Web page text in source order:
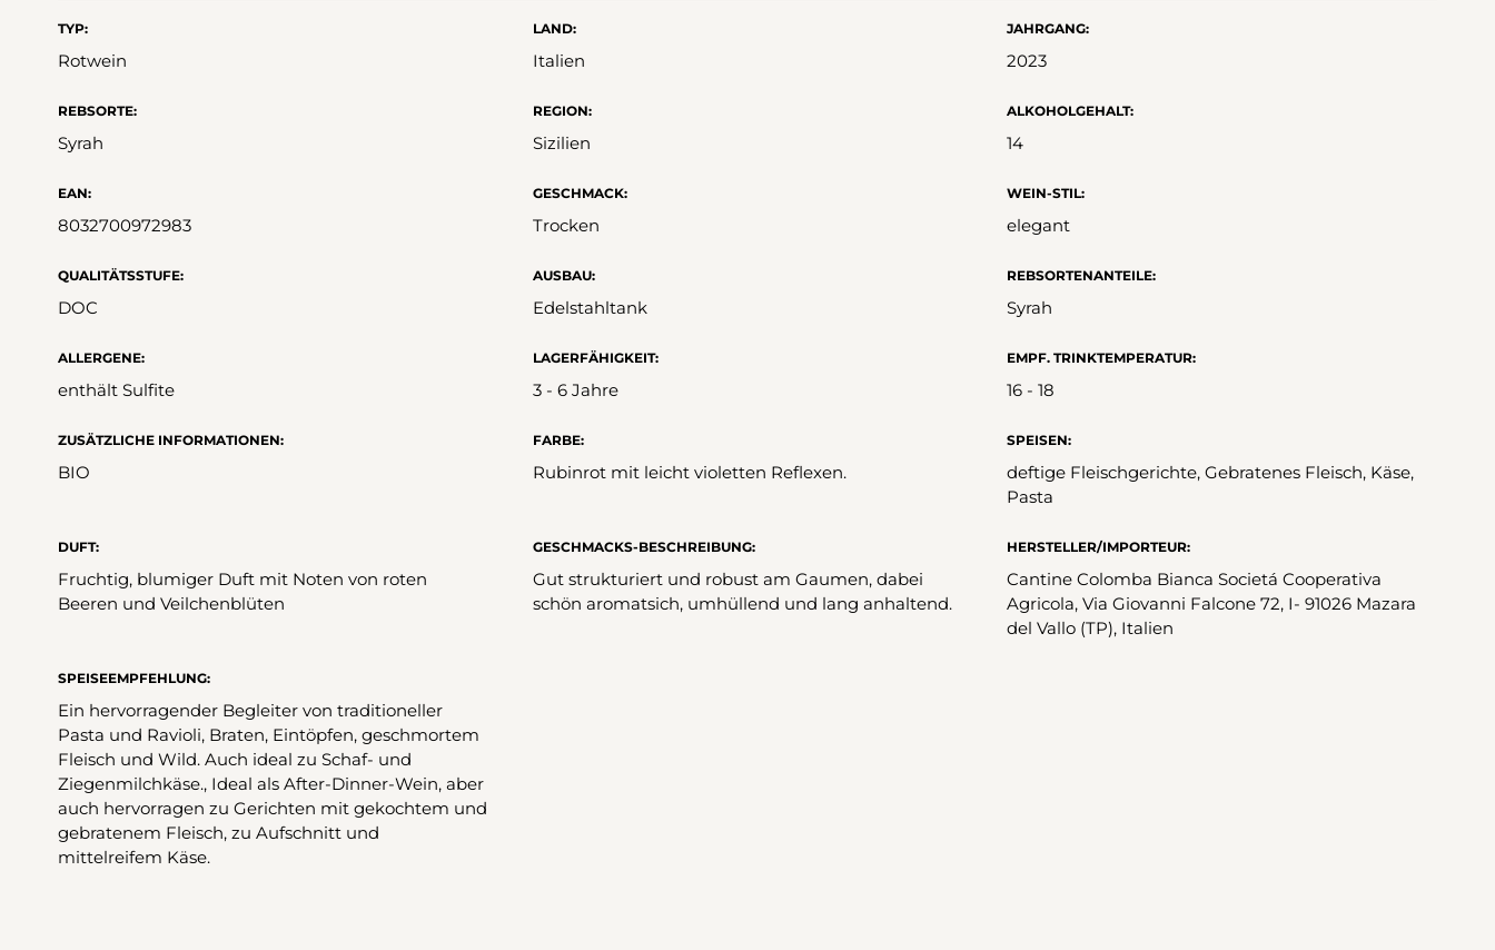
TYP:
Rotwein
LAND:
Italien
JAHRGANG:
2023
REBSORTE:
Syrah
REGION:
Sizilien
ALKOHOLGEHALT:
14
EAN:
8032700972983
GESCHMACK:
Trocken
WEIN-STIL:
elegant
QUALITÄTSSTUFE:
DOC
AUSBAU:
Edelstahltank
REBSORTENANTEILE:
Syrah
ALLERGENE:
enthält Sulfite
LAGERFÄHIGKEIT:
3 - 6 Jahre
EMPF. TRINKTEMPERATUR:
16 - 18
ZUSÄTZLICHE INFORMATIONEN:
BIO
FARBE:
Rubinrot mit leicht violetten Reflexen.
SPEISEN:
deftige Fleischgerichte, Gebratenes Fleisch, Käse,
Pasta
DUFT:
Fruchtig, blumiger Duft mit Noten von roten
Beeren und Veilchenblüten
GESCHMACKS-BESCHREIBUNG:
Gut strukturiert und robust am Gaumen, dabei
schön aromatsich, umhüllend und lang anhaltend.
HERSTELLER/IMPORTEUR:
Cantine Colomba Bianca Societá Cooperativa
Agricola, Via Giovanni Falcone 72, I- 91026 Mazara
del Vallo (TP), Italien
SPEISEEMPFEHLUNG:
Ein hervorragender Begleiter von traditioneller
Pasta und Ravioli, Braten, Eintöpfen, geschmortem
Fleisch und Wild. Auch ideal zu Schaf- und
Ziegenmilchkäse., Ideal als After-Dinner-Wein, aber
auch hervorragen zu Gerichten mit gekochtem und
gebratenem Fleisch, zu Aufschnitt und
mittelreifem Käse.